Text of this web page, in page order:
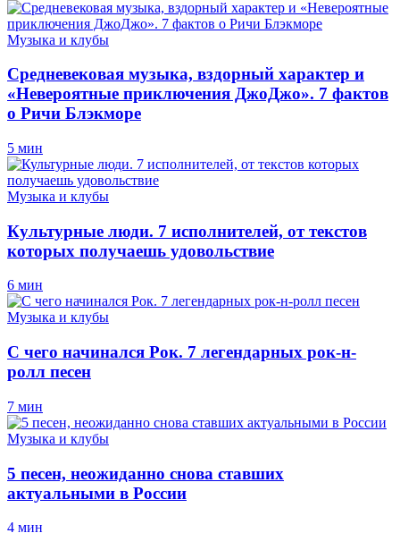
Музыка и клубы
Средневековая музыка, вздорный характер и
«Невероятные приключения ДжоДжо». 7 фактов
о Ричи Блэкморе
5 мин
Музыка и клубы
Культурные люди. 7 исполнителей, от текстов
которых получаешь удовольствие
6 мин
Музыка и клубы
С чего начинался Рок. 7 легендарных рок-н-
ролл песен
7 мин
Музыка и клубы
5 песен, неожиданно снова ставших
актуальными в России
4 мин